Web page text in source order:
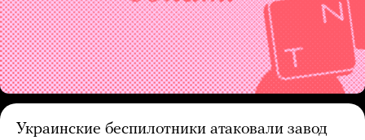
Украинские беспилотники атаковали завод